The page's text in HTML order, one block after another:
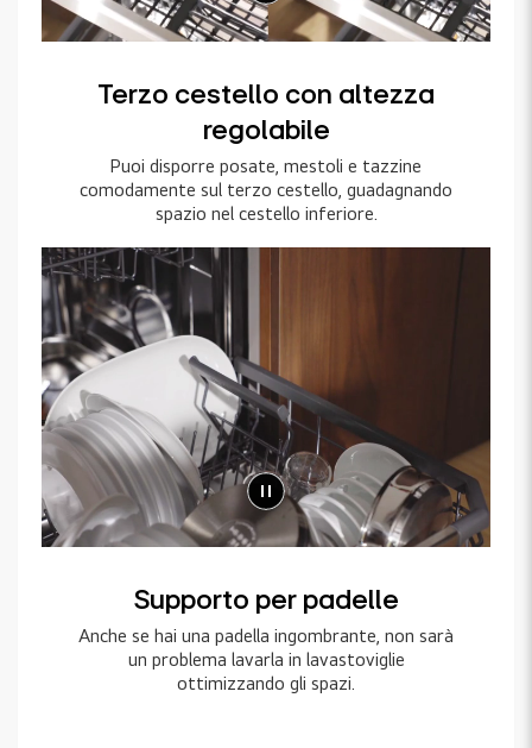
Terzo cestello con altezza
regolabile
Puoi disporre posate, mestoli e tazzine
comodamente sul terzo cestello, guadagnando
spazio nel cestello inferiore.
Supporto per padelle
Anche se hai una padella ingombrante, non sarà
un problema lavarla in lavastoviglie
ottimizzando gli spazi.